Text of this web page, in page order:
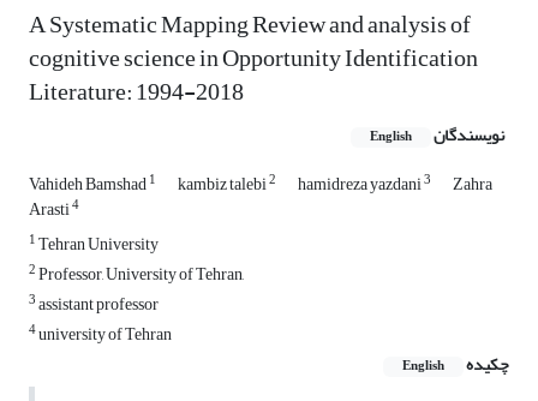
A Systematic Mapping Review and analysis of
cognitive science in Opportunity Identification
Literature: 1994-2018
نویسندگان English
Vahideh Bamshad1 kambiz talebi2 hamidreza yazdani3 Zahra
Arasti4
1Tehran University
2Professor, University of Tehran,
3assistant professor
4university of Tehran
چکیده
English